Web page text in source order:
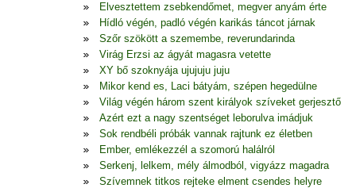
Elvesztettem zsebkendőmet, megver anyám érte
Hídló végén, padló végén karikás táncot járnak
Szőr szökött a szemembe, reverundarinda
Virág Erzsi az ágyát magasra vetette
XY bő szoknyája ujujuju juju
Mikor kend es, Laci bátyám, szépen hegedülne
Világ végén három szent királyok szíveket gerjesztő
Azért ezt a nagy szentséget leborulva imádjuk
Sok rendbéli próbák vannak rajtunk ez életben
Ember, emlékezzél a szomorú halálról
Serkenj, lelkem, mély álmodból, vigyázz magadra
Szívemnek titkos rejteke elment csendes helyre